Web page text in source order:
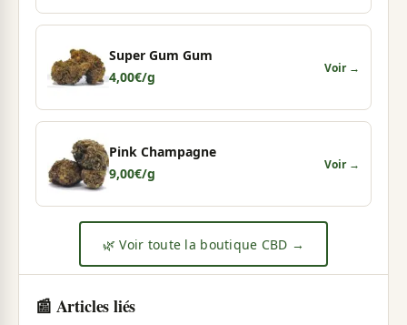
Super Gum Gum
4,00€/g
Voir →
Pink Champagne
9,00€/g
Voir →
🌿 Voir toute la boutique CBD →
📰 Articles liés